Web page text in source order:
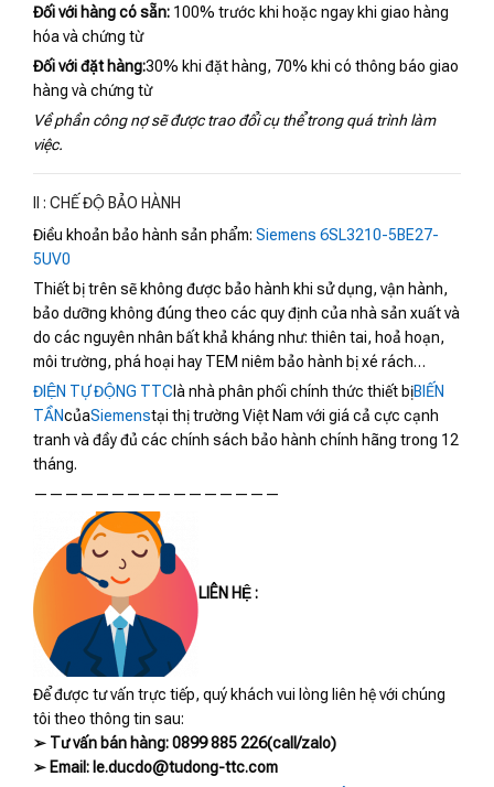
Đối với hàng có sẵn: 100% trước khi hoặc ngay khi giao hàng
hóa và chứng từ
Đối với đặt hàng:30% khi đặt hàng, 70% khi có thông báo giao
hàng và chứng từ
Về phần công nợ sẽ được trao đổi cụ thể trong quá trình làm
việc.
II : CHẾ ĐỘ BẢO HÀNH
Điều khoản bảo hành sản phẩm: Siemens 6SL3210-5BE27-
5UV0
Thiết bị trên sẽ không được bảo hành khi sử dụng, vận hành,
bảo dưỡng không đúng theo các quy định của nhà sản xuất và
do các nguyên nhân bất khả kháng như: thiên tai, hoả hoạn,
môi trường, phá hoại hay TEM niêm bảo hành bị xé rách…
ĐIỆN TỰ ĐỘNG TTC là nhà phân phối chính thức thiết bịBIẾN
TẦNcủaSiemenstại thị trường Việt Nam với giá cả cực cạnh
tranh và đầy đủ các chính sách bảo hành chính hãng trong 12
tháng.
————————————————
LIÊN HỆ :
Để được tư vấn trực tiếp, quý khách vui lòng liên hệ với chúng
tôi theo thông tin sau:
➢ Tư vấn bán hàng: 0899 885 226(call/zalo)
➢ Email: le.ducdo@tudong-ttc.com